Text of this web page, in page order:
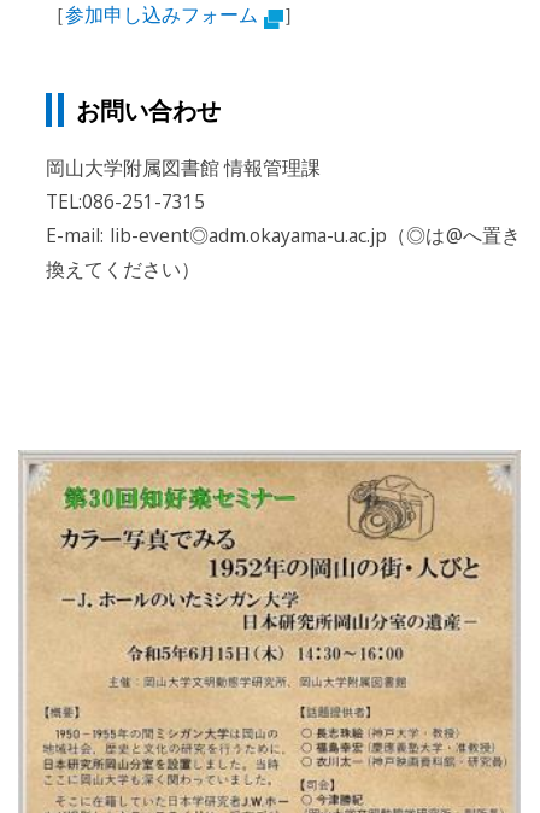
［参加申し込みフォーム ］
お問い合わせ
岡山大学附属図書館 情報管理課
TEL:086-251-7315
E-mail: lib-event◎adm.okayama-u.ac.jp（◎は@へ置き
換えてください）